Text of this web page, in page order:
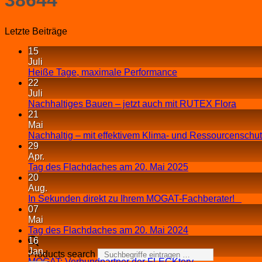
Products search
Letzte Beiträge
15
Juli
Heiße Tage, maximale Performance
22
Juli
Nachhaltiges Bauen – jetzt auch mit RUTEX Flora
21
Mai
Nachhaltig – mit effektivem Klima- und
29
Apr.
Tag des Flachdaches am 20. Mai 2025
20
Aug.
In Sekunden direkt zu Ihrem MOGAT-Fachberater!
07
Mai
Tag des Flachdaches am 20. Mai 2024
16
Jan.